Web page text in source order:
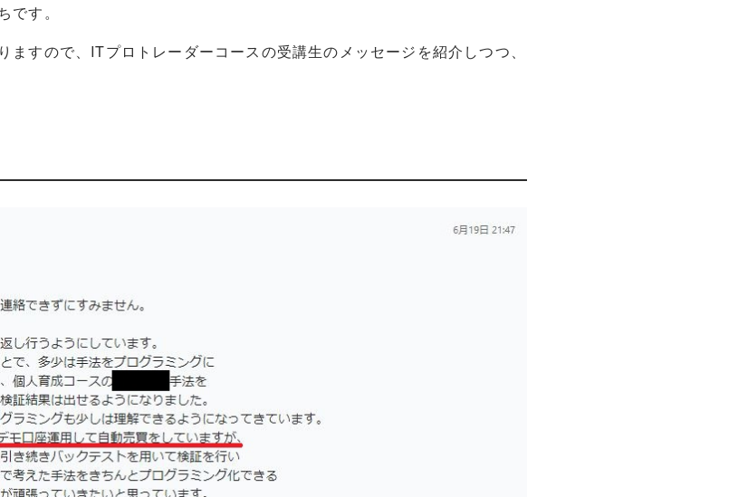
す。
ますので、ITプロトレーダーコースの受講生のメッセージを紹介しつつ、